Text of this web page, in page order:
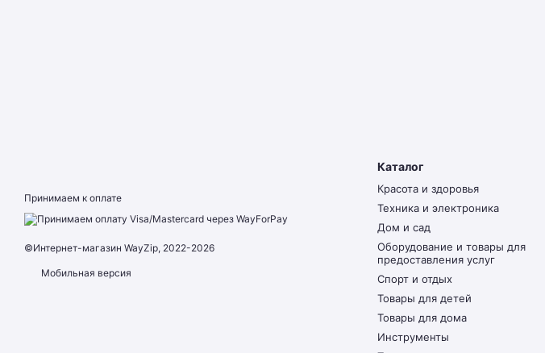
Принимаем к оплате
©Интернет-магазин WayZip, 2022-2026
Мобильная версия
Каталог
Красота и здоровья
Техника и электроника
Дом и сад
Оборудование и товары для
предоставления услуг
Спорт и отдых
Товары для детей
Товары для дома
Инструменты